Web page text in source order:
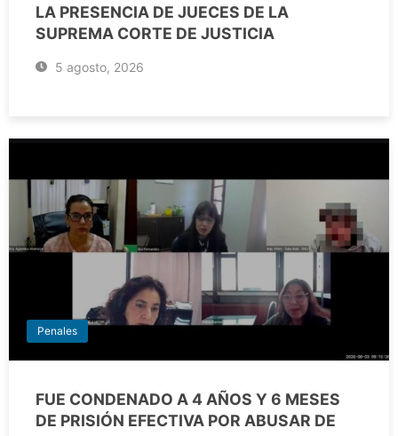
LA PRESENCIA DE JUECES DE LA
SUPREMA CORTE DE JUSTICIA
5 agosto, 2026
Penales
FUE CONDENADO A 4 AÑOS Y 6 MESES
DE PRISIÓN EFECTIVA POR ABUSAR DE